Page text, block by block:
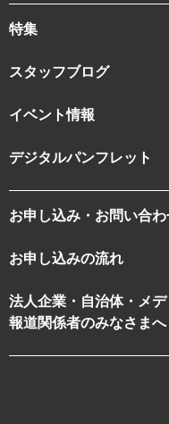
特集
スタッフブログ
イベント情報
デジタルパンフレット
お申し込み・お問い合わ
お申し込みの流れ
法人企業・自治体・メデ
報道関係者のみなさまへ